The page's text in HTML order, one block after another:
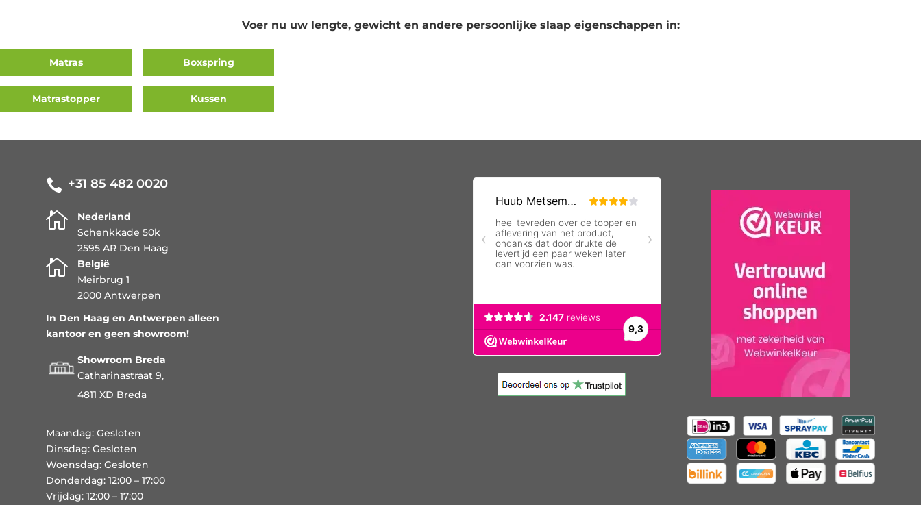
Voer nu uw lengte, gewicht en andere persoonlijke slaap eigenschappen in:
Matras Boxspring
Matrastopper Kussen
 +31 85 482 0020

Nederland
Schenkkade 50k
2595 AR Den Haag

België
Meirbrug 1
2000 Antwerpen
In Den Haag en Antwerpen alleen
kantoor en geen showroom!
Showroom Breda
Catharinastraat 9,
4811 XD Breda
Maandag: Gesloten
Dinsdag: Gesloten
Woensdag: Gesloten
Donderdag: 12:00 – 17:00
Vrijdag: 12:00 – 17:00